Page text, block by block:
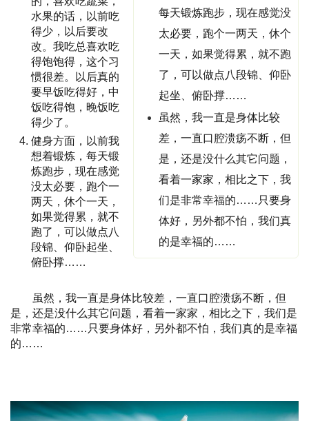
每天锻炼跑步，现在感觉没
太必要，跑个一两天，休个
一天，如果觉得累，就不跑
了，可以做点八段锦、仰卧
起坐、俯卧撑……
虽然，我一直是身体比较
差，一直口腔溃疡不断，但
是，还是没什么其它问题，
看着一家家，相比之下，我
们是非常幸福的……只要身
体好，另外都不怕，我们真
的是幸福的……
水果的话，以前吃
得少，以后要改
改。我吃总喜欢吃
得饱饱得，这个习
惯很差。以后真的
要早饭吃得好，中
饭吃得饱，晚饭吃
得少了。
健身方面，以前我
想着锻炼，每天锻
炼跑步，现在感觉
没太必要，跑个一
两天，休个一天，
如果觉得累，就不
跑了，可以做点八
段锦、仰卧起坐、
俯卧撑……
虽然，我一直是身体比较差，一直口腔溃疡不断，但
是，还是没什么其它问题，看着一家家，相比之下，我们是
非常幸福的……只要身体好，另外都不怕，我们真的是幸福
的……